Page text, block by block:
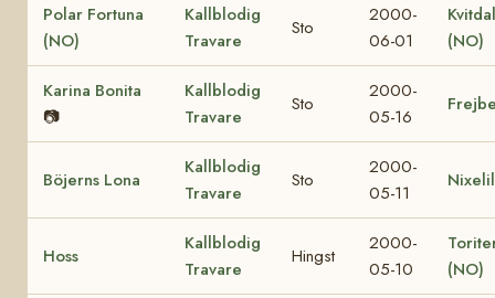
Polar Fortuna
(NO)
Kallblodig
Travare
Sto
2000-
06-01
(NO)
Karina Bonita
📷
Kallblodig
Travare
Sto
2000-
05-16
Böjerns Lona
Kallblodig
Travare
Sto
2000-
05-11
Hoss
Kallblodig
Travare
Hingst
2000-
05-10
(NO)